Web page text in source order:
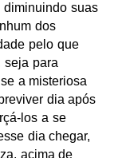
diminuindo suas
dos
pelo que
seja para
a misteriosa
dia após
los a se
dia chegar,
acima de